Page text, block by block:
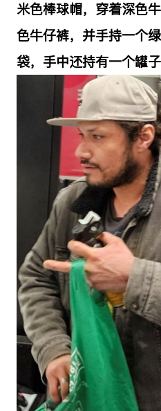
米色棒球帽，穿着深色
色牛仔裤，并手持一个
袋，手中还持有一个罐子